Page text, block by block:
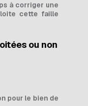
à corriger une
cette faille
ou non
pour le bien de